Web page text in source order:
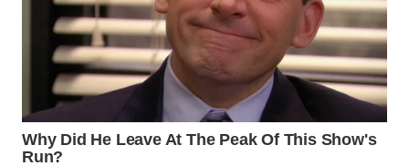
WN
SUMEDANG
WN
CIANJUR
WN